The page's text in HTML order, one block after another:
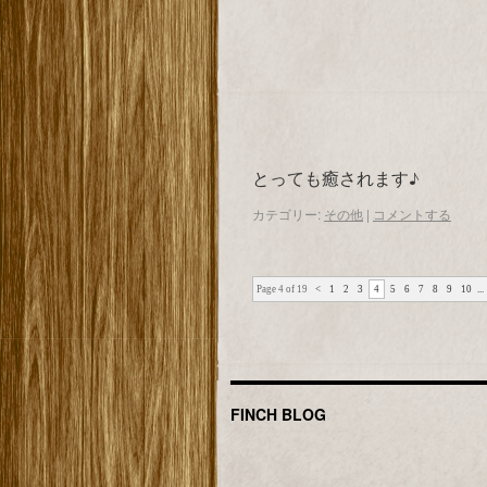
とっても癒されます♪
カテゴリー: その他 | コメントする
Page 4 of 19 < 1 2 3 4 5 6 7 8 9 10 ...
FINCH BLOG